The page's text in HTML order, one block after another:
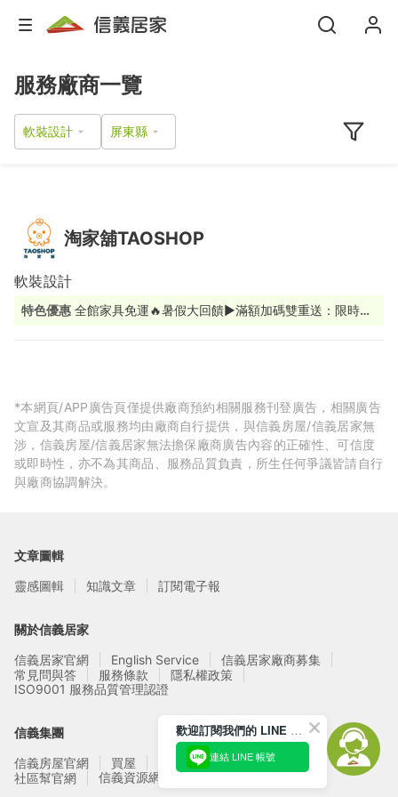
服務廠商一覽
軟裝設計
淘家舖TAOSHOP
軟裝設計
特色優惠 全館家具免運🔥暑假大回饋▶︎滿額加碼雙重送：限時9
*本網頁/APP廣告頁僅提供廠商預約相關服務刊登廣告，相關廣告
文宣及其商品或服務均由廠商自行提供，與信義房屋/信義居家無
涉，信義房屋/信義居家無法擔保廠商廣告內容的正確性、可信度
或即時性，亦不為其商品、服務品質負責，所生任何爭議皆請自行
與廠商協調解決。
文章圖輯
靈感圖輯
知識文章 訂閱電子報
關於信義居家
信義居家官網
English Service
信義居家廠商募集
常見問與答
服務條款
隱私權政策
ISO9001 服務品質管理認證
信義集團
信義房屋官網
買屋 租屋
實價登錄
社區幫官網
信義資源網站
歡迎訂閱我們的 LINE 官方帳號
連結 LINE 帳號